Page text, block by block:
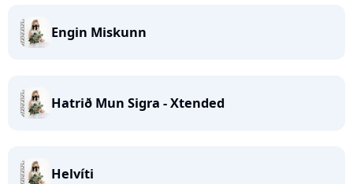
Engin Miskunn
Hatrið Mun Sigra - Xtended
Helvíti